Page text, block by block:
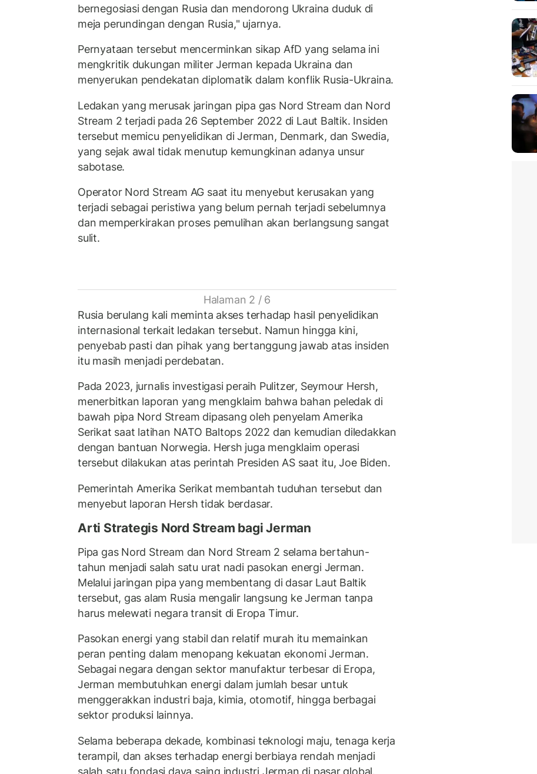
bernegosiasi dengan Rusia dan mendorong Ukraina duduk di
meja perundingan dengan Rusia," ujarnya.
Pernyataan tersebut mencerminkan sikap AfD yang selama ini
mengkritik dukungan militer Jerman kepada Ukraina dan
menyerukan pendekatan diplomatik dalam konflik Rusia-Ukraina.
Ledakan yang merusak jaringan pipa gas Nord Stream dan Nord
Stream 2 terjadi pada 26 September 2022 di Laut Baltik. Insiden
tersebut memicu penyelidikan di Jerman, Denmark, dan Swedia,
yang sejak awal tidak menutup kemungkinan adanya unsur
sabotase.
Operator Nord Stream AG saat itu menyebut kerusakan yang
terjadi sebagai peristiwa yang belum pernah terjadi sebelumnya
dan memperkirakan proses pemulihan akan berlangsung sangat
sulit.
Halaman 2 / 6
Rusia berulang kali meminta akses terhadap hasil penyelidikan
internasional terkait ledakan tersebut. Namun hingga kini,
penyebab pasti dan pihak yang bertanggung jawab atas insiden
itu masih menjadi perdebatan.
Pada 2023, jurnalis investigasi peraih Pulitzer, Seymour Hersh,
menerbitkan laporan yang mengklaim bahwa bahan peledak di
bawah pipa Nord Stream dipasang oleh penyelam Amerika
Serikat saat latihan NATO Baltops 2022 dan kemudian diledakkan
dengan bantuan Norwegia. Hersh juga mengklaim operasi
tersebut dilakukan atas perintah Presiden AS saat itu, Joe Biden.
Pemerintah Amerika Serikat membantah tuduhan tersebut dan
menyebut laporan Hersh tidak berdasar.
Arti Strategis Nord Stream bagi Jerman
Pipa gas Nord Stream dan Nord Stream 2 selama bertahun-
tahun menjadi salah satu urat nadi pasokan energi Jerman.
Melalui jaringan pipa yang membentang di dasar Laut Baltik
tersebut, gas alam Rusia mengalir langsung ke Jerman tanpa
harus melewati negara transit di Eropa Timur.
Pasokan energi yang stabil dan relatif murah itu memainkan
peran penting dalam menopang kekuatan ekonomi Jerman.
Sebagai negara dengan sektor manufaktur terbesar di Eropa,
Jerman membutuhkan energi dalam jumlah besar untuk
menggerakkan industri baja, kimia, otomotif, hingga berbagai
sektor produksi lainnya.
Selama beberapa dekade, kombinasi teknologi maju, tenaga kerja
terampil, dan akses terhadap energi berbiaya rendah menjadi
salah satu fondasi daya saing industri Jerman di pasar global.